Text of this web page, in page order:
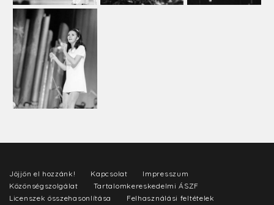
Jöjjön el hozzánk! Kapcsolat
Impresszum
Közönségszolgálat
Tartalomkereskedelmi ÁSZF
Licenszek összehasonlítása
Felhasználási feltételek